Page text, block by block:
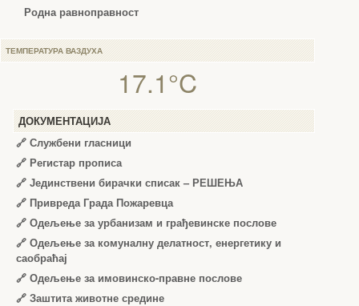
Родна равноправност
ТЕМПЕРАТУРА ВАЗДУХА
17.1°C
ДОКУМЕНТАЦИЈА
🔗 Службени гласници
🔗 Регистар прописа
🔗 Јединствени бирачки списак – РЕШЕЊА
🔗 Привреда Града Пожаревца
🔗 Одељење за урбанизам и грађевинске послове
🔗 Одељење за комуналну делатност, енергетику и
саобраћај
🔗 Одељење за имовинско-правне послове
🔗 Заштита животне средине